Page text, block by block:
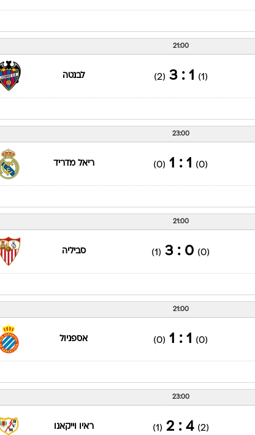
21:00
(1)
1 : 3
(2) לבנטה
23:00
(0)
1 : 1
(0) ריאל מדריד
21:00
(0)
0 : 3
(1) סביליה
21:00
(0)
1 : 1
(0) אספניול
23:00
(2)
4 : 2
(1) ראיו וייקאנו